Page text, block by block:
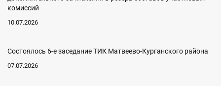
комиссий
10.07.2026
Состоялось 6-е заседание ТИК Матвеево-Курганского района
07.07.2026